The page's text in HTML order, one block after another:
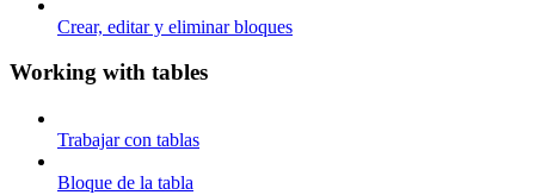
Crear, editar y eliminar bloques
Working with tables
Trabajar con tablas
Bloque de la tabla